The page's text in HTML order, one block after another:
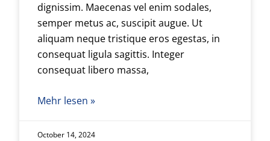
dignissim. Maecenas vel enim sodales,
semper metus ac, suscipit augue. Ut
aliquam neque tristique eros egestas, in
consequat ligula sagittis. Integer
consequat libero massa,
Mehr lesen »
October 14, 2024